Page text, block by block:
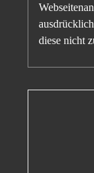
diese nicht